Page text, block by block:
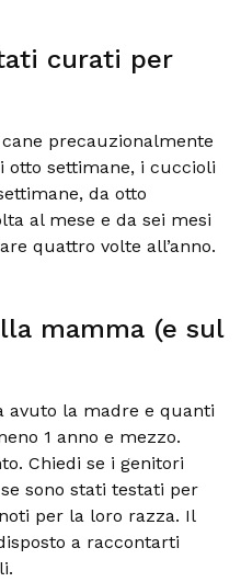
curati per
precauzionalmente
otto settimane, i cuccioli
da otto
al mese e da sei mesi
quattro volte all’anno.
mamma (e sul
avuto la madre e quanti
1 anno e mezzo.
Chiedi se i genitori
sono stati testati per
per la loro razza. Il
a raccontarti